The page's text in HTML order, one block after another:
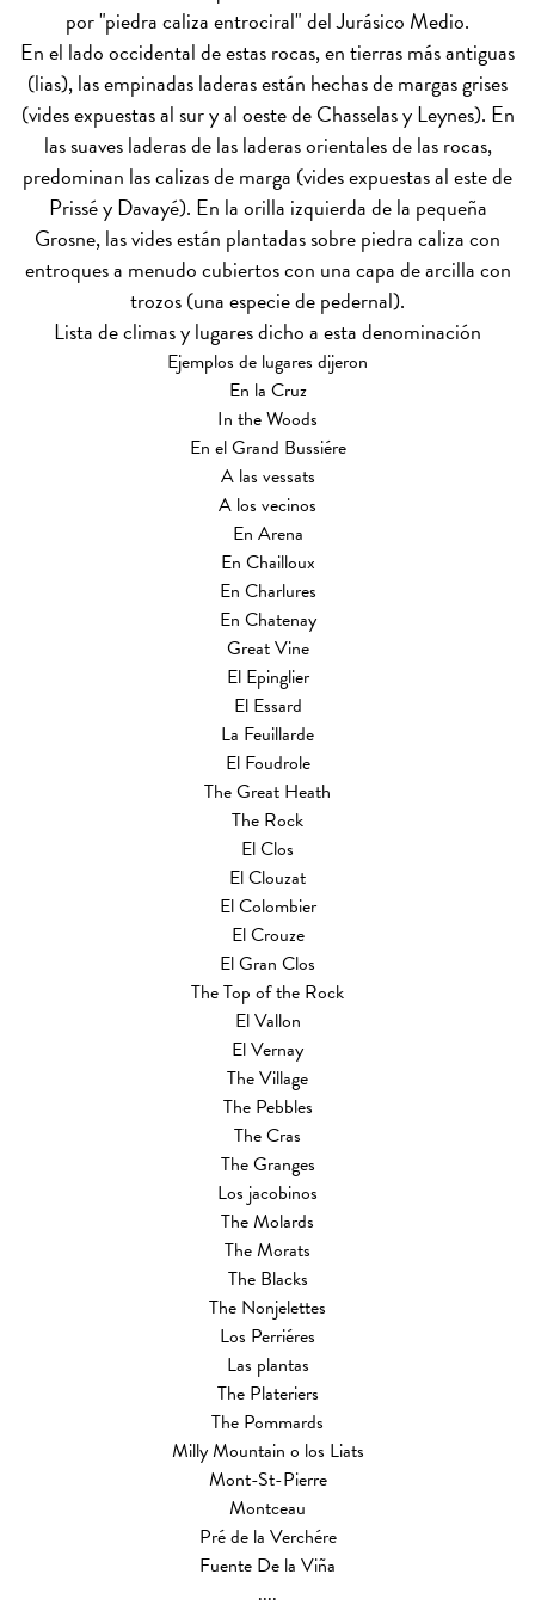
por "piedra caliza entrociral" del Jurásico Medio.
En el lado occidental de estas rocas, en tierras más antiguas
(lias), las empinadas laderas están hechas de margas grises
(vides expuestas al sur y al oeste de Chasselas y Leynes). En
las suaves laderas de las laderas orientales de las rocas,
predominan las calizas de marga (vides expuestas al este de
Prissé y Davayé). En la orilla izquierda de la pequeña
Grosne, las vides están plantadas sobre piedra caliza con
entroques a menudo cubiertos con una capa de arcilla con
trozos (una especie de pedernal).
Lista de climas y lugares dicho a esta denominación
Ejemplos de lugares dijeron
En la Cruz
In the Woods
En el Grand Bussiére
A las vessats
A los vecinos
En Arena
En Chailloux
En Charlures
En Chatenay
Great Vine
El Epinglier
El Essard
La Feuillarde
El Foudrole
The Great Heath
The Rock
El Clos
El Clouzat
El Colombier
El Crouze
El Gran Clos
The Top of the Rock
El Vallon
El Vernay
The Village
The Pebbles
The Cras
The Granges
Los jacobinos
The Molards
The Morats
The Blacks
The Nonjelettes
Los Perriéres
Las plantas
The Plateriers
The Pommards
Milly Mountain o los Liats
Mont-St-Pierre
Montceau
Pré de la Verchére
Fuente De la Viña
....